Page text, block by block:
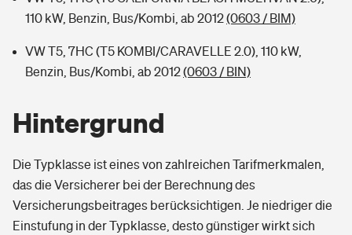
110 kW, Benzin, Bus/Kombi, ab 2012(0603 / BIM)
VW T5, 7HC (T5 KOMBI/CARAVELLE 2.0), 110 kW,
Benzin, Bus/Kombi, ab 2012(0603 / BIN)
Hintergrund
Die Typklasse ist eines von zahlreichen Tarifmerkmalen,
das die Versicherer bei der Berechnung des
Versicherungsbeitrages berücksichtigen. Je niedriger die
Einstufung in der Typklasse, desto günstiger wirkt sich